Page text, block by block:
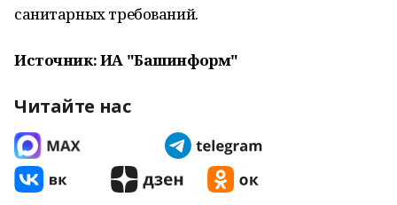
санитарных требований.
Источник: ИА "Башинформ"
Читайте нас